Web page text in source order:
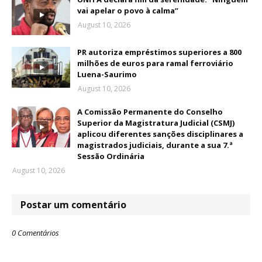
vai apelar o povo à calma”
August 10, 2026
PR autoriza empréstimos superiores a 800
milhões de euros para ramal ferroviário
Luena-Saurimo
August 10, 2026
A Comissão Permanente do Conselho
Superior da Magistratura Judicial (CSMJ)
aplicou diferentes sanções disciplinares a
magistrados judiciais, durante a sua 7.ª
Sessão Ordinária
August 10, 2026
Postar um comentário
0 Comentários